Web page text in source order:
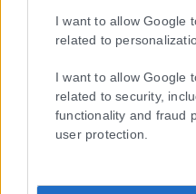
I want to allow Google
related to
I want to allow Google
related to security,
functionality and fraud
user protection.
Η εταιρεία με την επωνυμία